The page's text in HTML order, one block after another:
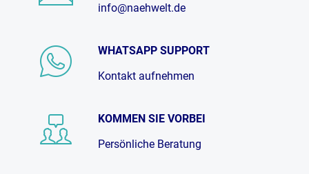
info@naehwelt.de
WHATSAPP SUPPORT
Kontakt aufnehmen
KOMMEN SIE VORBEI
Persönliche Beratung